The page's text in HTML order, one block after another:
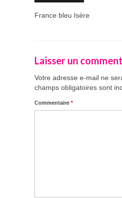
France bleu Isère
Laisser un
Votre adresse e-mail ne
champs obligatoires sont
Commentaire *